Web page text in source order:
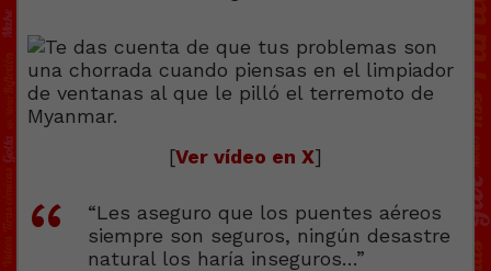
[Ver vídeo en X]
“Les aseguro que los puentes aéreos
siempre son seguros, ningún desastre
natural los haría inseguros…”